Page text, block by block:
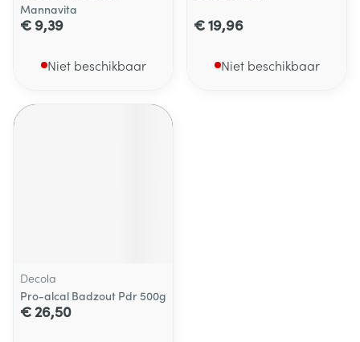
Mannavita
€ 9,39
Niet beschikbaar
€ 19,96
Niet beschikbaar
Decola
Pro-alcal Badzout Pdr 500g
€ 26,50